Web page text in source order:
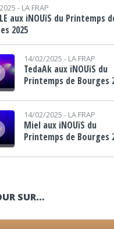
- LA FRAP
aux iNOUïS du Printemps
2025
14/02/2025 - LA FRAP
TedaAk aux iNOUïS du
Printemps de Bourges
14/02/2025 - LA FRAP
Miel aux iNOUïS du
Printemps de Bourges
SUR…